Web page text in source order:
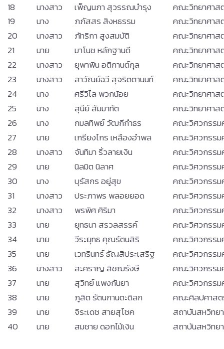
18
นางสาว เพ็ญนภา สุวรรณบำรุง
คณะวิทยาศาส
19
นาง ภภัสสร สิงหธรรม
คณะวิทยาศาส
20
นางสาว ภัทริกา สูงสมบัติ
คณะวิทยาศาส
21
นาย มาโนช หลักฐานดี
คณะวิทยาศาส
22
นางสาว ยุพาพิน อติกานต์กุล
คณะวิทยาศาส
23
นางสาว ลาวัณย์ฉวี สุจริตตานนท์
คณะวิทยาศาส
24
นาง ศรีวิไล พวกน้อย
คณะวิทยาศาส
25
นาง สุนีย์ สัมมาทัต
คณะวิทยาศาส
26
นาง กมลทิพย์ วัฒกีกำธร
คณะวิศวกรรม
27
นาย เกรียงไกร เหลืองอำพล
คณะวิศวกรรม
28
นางสาว จันทิมา ริ้วลายเงิน
คณะวิศวกรรม
29
นาย นิลมิต นิลาศ
คณะวิศวกรรม
30
นาง บุรัสกร อยู่สุข
คณะวิศวกรรม
31
นางสาว ประภาพร พลอยยอด
คณะวิศวกรรม
32
นางสาว พรพิศ ศิริมา
คณะวิศวกรรม
33
นาย ยุทธนา สรวลสรรค์
คณะวิศวกรรม
34
นาย วีระยุทธ คุณรัตนสิริ
คณะวิศวกรรม
35
นาย เวทรินทร์ ธัญสิประเสริฐ
คณะวิศวกรรม
36
นางสาว สะคราญ สิชฌรังษี
คณะวิศวกรรม
37
นาย สุวิทย์ แพงกันยา
คณะวิศวกรรม
38
นาย ภูสิต รัตนกานตะดิลก
คณะศิลปศาส
39
นาย จิระเดช สายสุโชค
สถาบันสหวิทย
40
นาย สมชาย ดอกไม้เงิน สถาบันสหวิทย